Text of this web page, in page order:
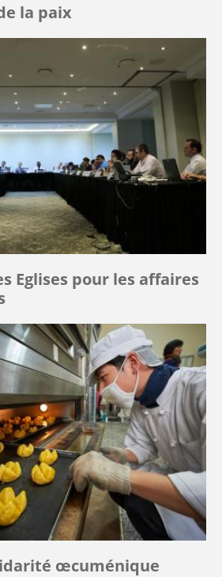
la paix
Eglises pour les affaires
œcuménique